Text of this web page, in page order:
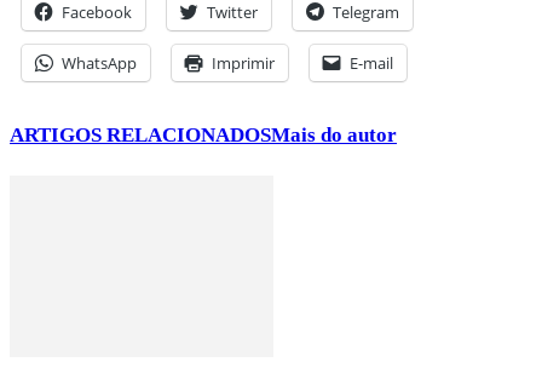
Facebook Twitter Telegram
WhatsApp Imprimir E-mail
ARTIGOS RELACIONADOSMais do autor